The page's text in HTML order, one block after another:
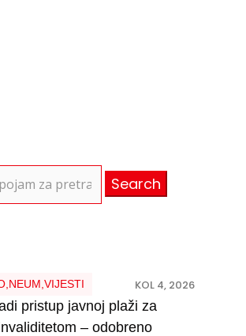
, NEUM VIJESTI KOL 4, 2026
pristup javnoj plaži za
– odobreno